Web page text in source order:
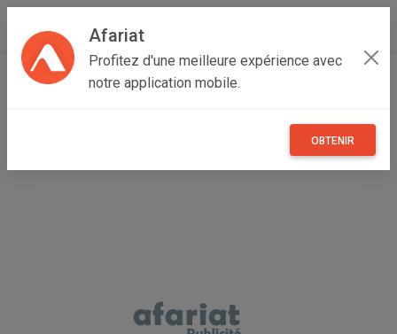
Afariat
Profitez d'une meilleure expérience avec
notre application mobile.
OBTENIR
Accueil Maisons et enfants Majerda